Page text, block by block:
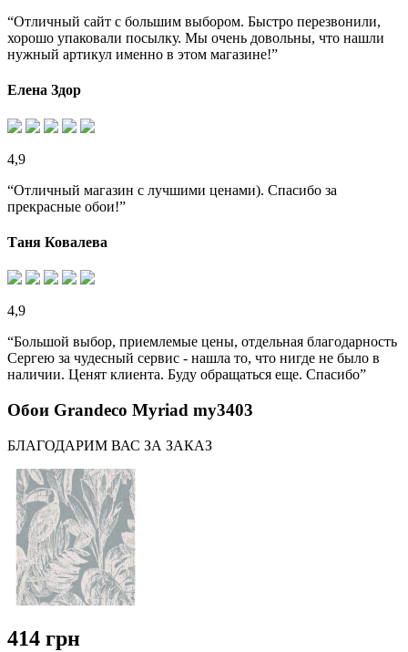
“Отличный сайт с большим выбором. Быстро перезвонили,
хорошо упаковали посылку. Мы очень довольны, что нашли
нужный артикул именно в этом магазине!”
Елена Здор
4,9
“Отличный магазин с лучшими ценами). Спасибо за
прекрасные обои!”
Таня Ковалева
4,9
“Большой выбор, приемлемые цены, отдельная благодарность
Сергею за чудесный сервис - нашла то, что нигде не было в
наличии. Ценят клиента. Буду обращаться еще. Спасибо”
Обои Grandeco Myriad my3403
БЛАГОДАРИМ ВАС ЗА ЗАКАЗ
414 грн